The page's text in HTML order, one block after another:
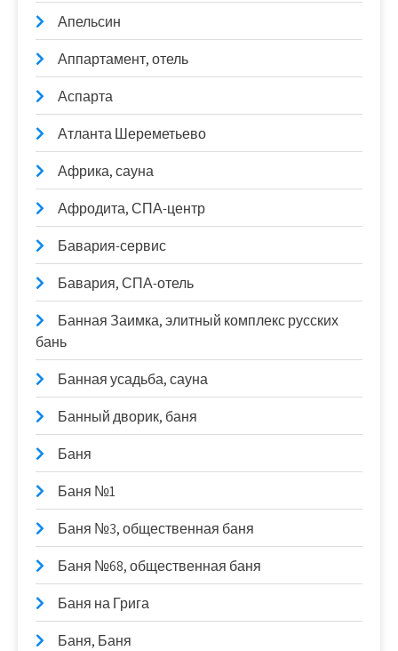
Апельсин
Аппартамент, отель
Аспарта
Атланта Шереметьево
Африка, сауна
Афродита, СПА-центр
Бавария-сервис
Бавария, СПА-отель
Банная Заимка, элитный комплекс русских
бань
Банная усадьба, сауна
Банный дворик, баня
Баня
Баня №1
Баня №3, общественная баня
Баня №68, общественная баня
Баня на Грига
Баня, Баня